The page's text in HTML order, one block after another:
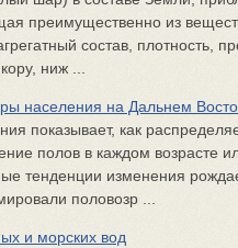
преимущественно из
состав, плотность,
ниж ...
населения на Дальнем
показывает, как
полов в каждом возрасте
тенденции изменения
половозр ...
и морских вод